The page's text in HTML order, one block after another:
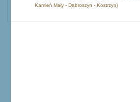
Kamień Mały - Dąbroszyn - Kostrzyn)